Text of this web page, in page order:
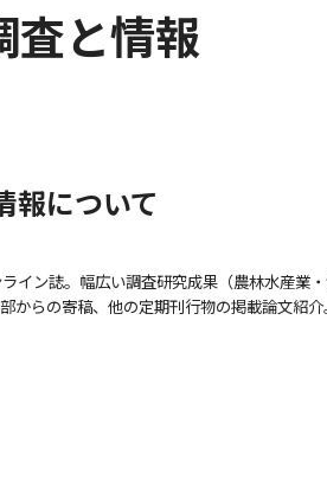
査と情報
報について
イン誌。幅広い調査研究成果（農林水産業
からの寄稿、他の定期刊行物の掲載論文紹